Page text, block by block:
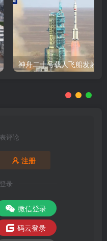
评论
注册
录
微信登录
码云登录